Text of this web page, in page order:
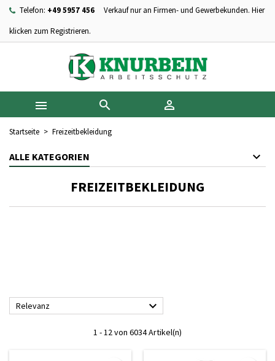
Telefon: +49 5957 456
Verkauf nur an Firmen- und Gewerbekunden. Hier
klicken zum Registrieren.
  
Startseite Freizeitbekleidung
ALLE KATEGORIEN
FREIZEITBEKLEIDUNG
Relevanz 
1 - 12 von 6034 Artikel(n)
Ihre Wunschlisten ×
Neue Liste anlegen
((modalTitle)) ×
((confirmMessage))
((cancelText)) ((modalDeleteText))
Wunschliste erstellen ×
Name der Wunschliste
Abbrechen Wunschliste erstellen
Anmelden ×
Sie müssen angemeldet sein, um Artikel Ihrer Wunschliste
hinzufügen zu können.
Abbrechen